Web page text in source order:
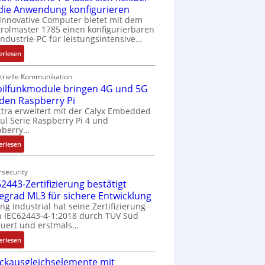
Anwendung konfigurieren
Computer bietet mit dem
1785 einen konfigurierbaren
PC für leistungsintensive…
:
1
9
-
Z
o
l
l
-
I
d
u
s
t
r
i
e
Kommunikation
bringen 4G und 5G
Raspberry Pi
erweitert mit der Calyx Embedded
Serie Raspberry Pi 4 und
:
M
b
i
l
f
u
n
k
Zertifizierung bestätigt
ML3 für sichere Entwicklung
Industrial hat seine Zertifizierung
IEC62443-4-1:2018 durch TÜV Süd
und erstmals…
:
I
E
mit